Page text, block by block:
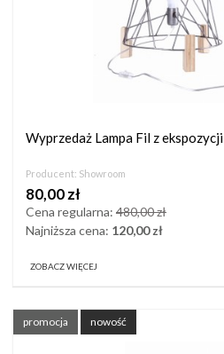
Wyprzedaż Lampa Fil z ekspozycji
Producent: Showroom
80,00 zł
Cena regularna: 480,00 zł
Najniższa cena: 120,00 zł
ZOBACZ WIĘCEJ
promocja nowość